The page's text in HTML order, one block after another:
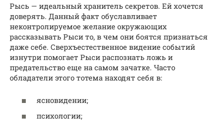
Рысь — идеальный хранитель секретов. Ей хочется
доверять. Данный факт обуславливает
неконтролируемое желание окружающих
рассказывать Рыси то, в чем они боятся признаться
даже себе. Сверхъестественное видение событий
изнутри помогает Рыси распознать ложь и
предательство еще на самом зачатке. Часто
обладатели этого тотема находят себя в:
ясновидении;
психологии;